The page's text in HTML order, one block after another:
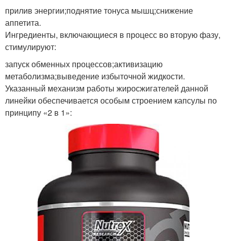
прилив энергии;поднятие тонуса мышц;снижение
аппетита.
Ингредиенты, включающиеся в процесс во вторую фазу,
стимулируют:
запуск обменных процессов;активизацию
метаболизма;выведение избыточной жидкости.
Указанный механизм работы жиросжигателей данной
линейки обеспечивается особым строением капсулы по
принципу «2 в 1»: